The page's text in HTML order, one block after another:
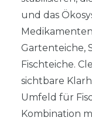
und das
Gartenteiche,
Fischteiche.
sichtbare
Umfeld für
Kombination